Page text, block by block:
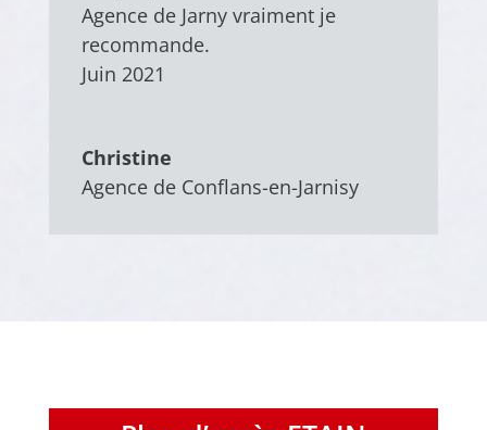
Agence de Jarny vraiment je
recommande.
Juin 2021
Christine
Agence de Conflans-en-Jarnisy